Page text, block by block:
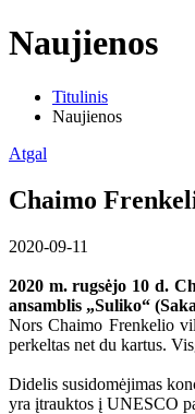
Naujienos
Titulinis
Naujienos
Atgal
Chaimo
2020-09-11
2020 m. rugsėjo 10 d.
ansamblis „Suliko“
Nors Chaimo Frenkelio
perkeltas net du kartus.
Didelis susidomėjimas
yra įtrauktos į UNESCO